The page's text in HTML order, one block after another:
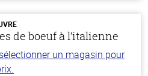
de boeuf à l’italienne
un magasin pour